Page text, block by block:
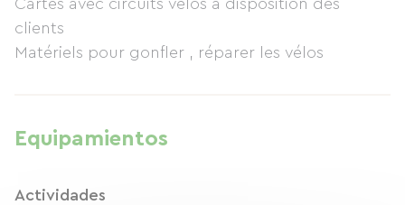
Cartes avec circuits vélos à disposition des
clients
Matériels pour gonfler , réparer les vélos
Equipamientos
Actividades